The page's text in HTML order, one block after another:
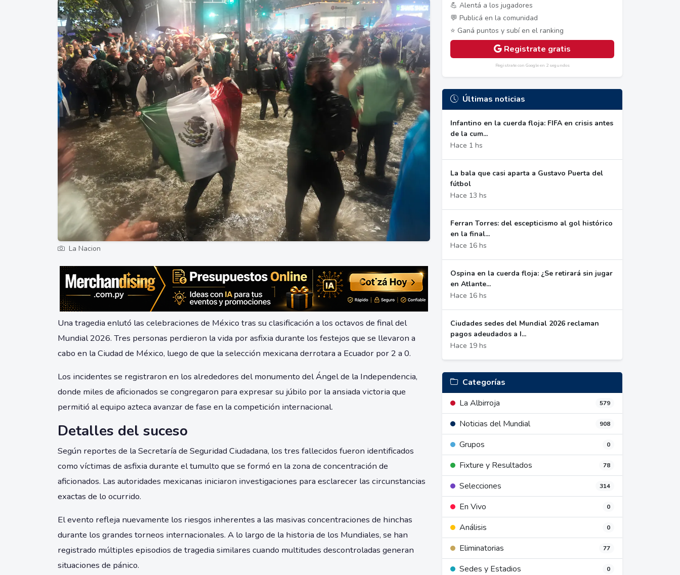
La Nacion
Una tragedia enlutó las celebraciones de México tras su clasificación a los octavos de final del
Mundial 2026. Tres personas perdieron la vida por asfixia durante los festejos que se llevaron a
cabo en la Ciudad de México, luego de que la selección mexicana derrotara a Ecuador por 2 a 0.
Los incidentes se registraron en los alrededores del monumento del Ángel de la Independencia,
donde miles de aficionados se congregaron para expresar su júbilo por la ansiada victoria que
permitió al equipo azteca avanzar de fase en la competición internacional.
Detalles del suceso
Según reportes de la Secretaría de Seguridad Ciudadana, los tres fallecidos fueron identificados
como víctimas de asfixia durante el tumulto que se formó en la zona de concentración de
aficionados. Las autoridades mexicanas iniciaron investigaciones para esclarecer las circunstancias
exactas de lo ocurrido.
El evento refleja nuevamente los riesgos inherentes a las masivas concentraciones de hinchas
durante los grandes torneos internacionales. A lo largo de la historia de los Mundiales, se han
registrado múltiples episodios de tragedia similares cuando multitudes descontroladas generan
situaciones de pánico.
💪 Alentá a los jugadores
💬 Publicá en la comunidad
⭐ Ganá puntos y subí en el ranking
Registrate gratis
Registrate con Google en 2 segundos
Últimas noticias
Infantino en la cuerda floja: FIFA en crisis antes
de la cum...
Hace 1 hs
La bala que casi aparta a Gustavo Puerta del
fútbol
Hace 13 hs
Ferran Torres: del escepticismo al gol histórico
en la final...
Hace 16 hs
Ospina en la cuerda floja: ¿Se retirará sin jugar
en Atlante...
Hace 16 hs
Ciudades sedes del Mundial 2026 reclaman
pagos adeudados a I...
Hace 19 hs
Categorías
La Albirroja
579
Noticias del Mundial 908
Grupos 0
Fixture y Resultados 78
Selecciones 314
En Vivo 0
Análisis 0
Eliminatorias 77
Sedes y Estadios 0